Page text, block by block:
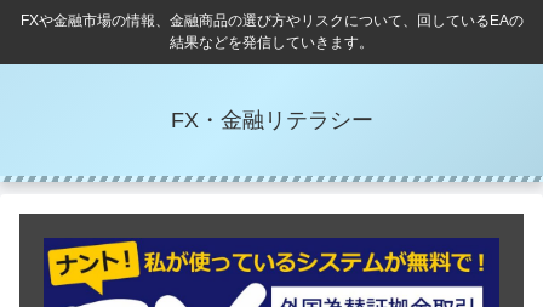
FXや金融市場の情報、金融商品の選び方やリスクについて、回しているEAの
結果などを発信していきます。
FX・金融リテラシー